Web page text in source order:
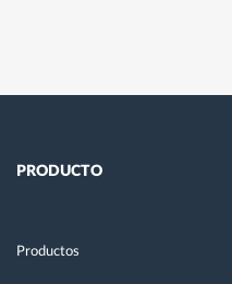
PRODUCTO
Productos